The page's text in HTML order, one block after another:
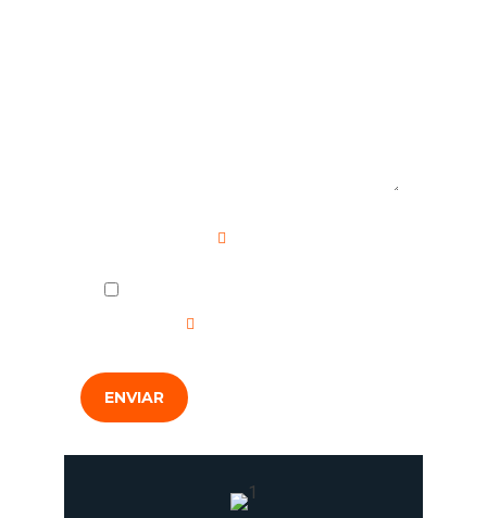
ENVIAR